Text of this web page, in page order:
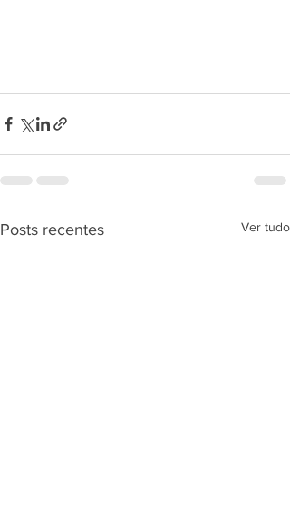
Posts recentes Ver tudo